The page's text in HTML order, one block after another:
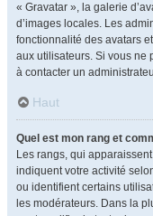
« Gravatar », la galerie
d’images locales. Les
fonctionnalité des avatars
aux utilisateurs. Si vous ne
à contacter un
Haut
Quel est mon rang et
Les rangs, qui
indiquent votre activité
ou identifient certains
les modérateurs. Dans la